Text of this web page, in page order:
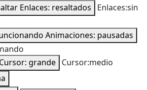
Enlaces: resaltados
Enlaces:sin
Animaciones: pausadas
Cursor: grande Cursor:medio